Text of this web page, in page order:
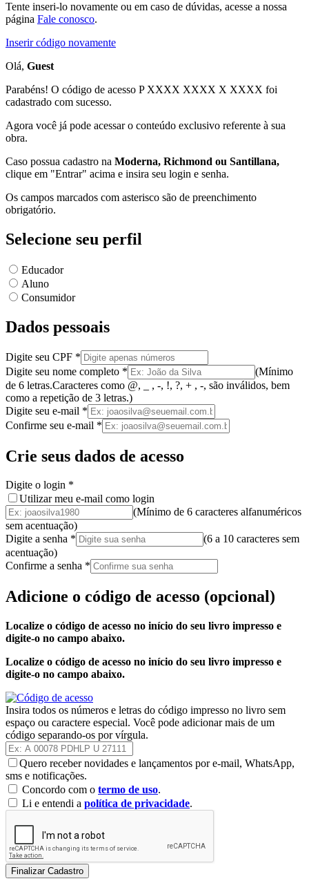
Tente inseri-lo novamente ou em caso de dúvidas, acesse a nossa
página Fale conosco.
Inserir código novamente
Olá, Guest
Parabéns! O código de acesso P XXXX XXXX X XXXX foi
cadastrado com sucesso.
Agora você já pode acessar o conteúdo exclusivo referente à sua
obra.
Caso possua cadastro na Moderna, Richmond ou Santillana,
clique em "Entrar" acima e insira seu login e senha.
Os campos marcados com asterisco são de preenchimento
obrigatório.
Selecione seu perfil
Educador
Aluno
Consumidor
Dados pessoais
Digite seu CPF *
Digite seu nome completo * (Mínimo
de 6 letras.Caracteres como @, _ , -, !, ?, + , -, são inválidos, bem
como a repetição de 3 letras.)
Digite seu e-mail *
Confirme seu e-mail *
Crie seus dados de acesso
Digite o login *
Utilizar meu e-mail como login
(Mínimo de 6 caracteres alfanuméricos
sem acentuação)
Digite a senha * (6 a 10 caracteres sem
acentuação)
Confirme a senha *
Adicione o código de acesso (opcional)
Localize o código de acesso no início do seu livro impresso e
digite-o no campo abaixo.
Localize o código de acesso no início do seu livro impresso e
digite-o no campo abaixo.
Insira todos os números e letras do código impresso no livro sem
espaço ou caractere especial. Você pode adicionar mais de um
código separando-os por vírgula.
Quero receber novidades e lançamentos por e-mail, WhatsApp,
sms e notificações.
Concordo com o termo de uso.
Li e entendi a política de privacidade.